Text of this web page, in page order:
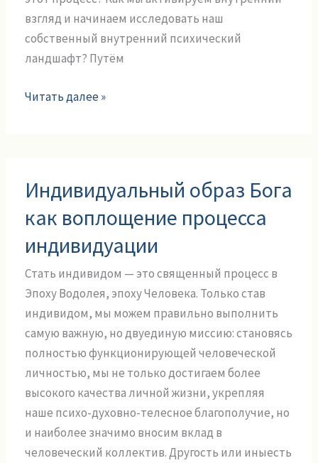
взгляд и начинаем исследовать наш
собственный внутренний психический
ландшафт? Путём
Читать далее »
Индивидуальный образ Бога
как воплощение процесса
индивидуации
Стать индивидом — это священный процесс в
Эпоху Водолея, эпоху Человека. Только став
индивидом, мы можем правильно выполнить
самую важную, но двуединую миссию: становясь
полностью функционирующей человеческой
личностью, мы не только достигаем более
высокого качества личной жизни, укрепляя
наше психо-духовно-телесное благополучие, но
и наиболее значимо вносим вклад в
человеческий коллектив. Другость или иныесть
образ
как
воплощение
процесса
индивидуации